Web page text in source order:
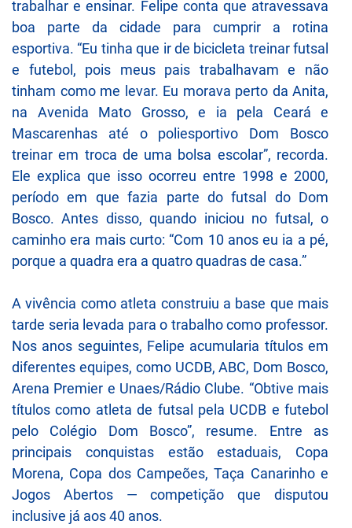
trabalhar e ensinar. Felipe conta que atravessava
boa parte da cidade para cumprir a rotina
esportiva. “Eu tinha que ir de bicicleta treinar futsal
e futebol, pois meus pais trabalhavam e não
tinham como me levar. Eu morava perto da Anita,
na Avenida Mato Grosso, e ia pela Ceará e
Mascarenhas até o poliesportivo Dom Bosco
treinar em troca de uma bolsa escolar”, recorda.
Ele explica que isso ocorreu entre 1998 e 2000,
período em que fazia parte do futsal do Dom
Bosco. Antes disso, quando iniciou no futsal, o
caminho era mais curto: “Com 10 anos eu ia a pé,
porque a quadra era a quatro quadras de casa.”
A vivência como atleta construiu a base que mais
tarde seria levada para o trabalho como professor.
Nos anos seguintes, Felipe acumularia títulos em
diferentes equipes, como UCDB, ABC, Dom Bosco,
Arena Premier e Unaes/Rádio Clube. “Obtive mais
títulos como atleta de futsal pela UCDB e futebol
pelo Colégio Dom Bosco”, resume. Entre as
principais conquistas estão estaduais, Copa
Morena, Copa dos Campeões, Taça Canarinho e
Jogos Abertos — competição que disputou
inclusive já aos 40 anos.